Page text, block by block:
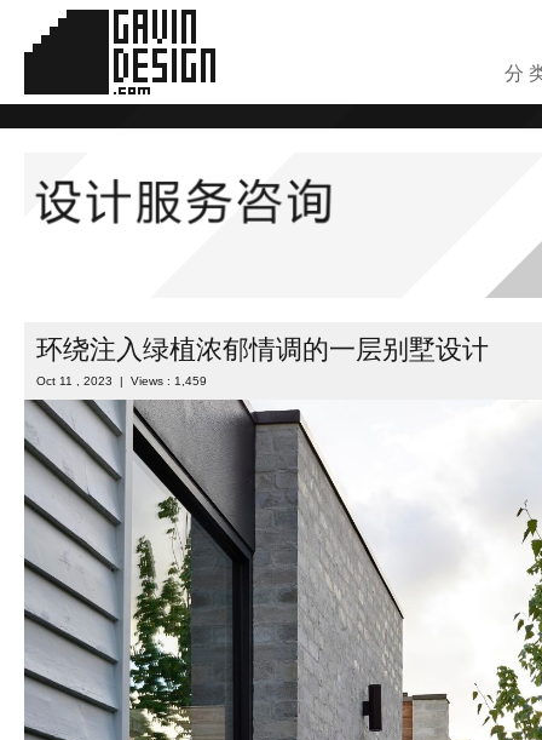
分
环绕注入绿植浓郁情调的一层别墅设计
Oct 11 , 2023 | Views : 1,459